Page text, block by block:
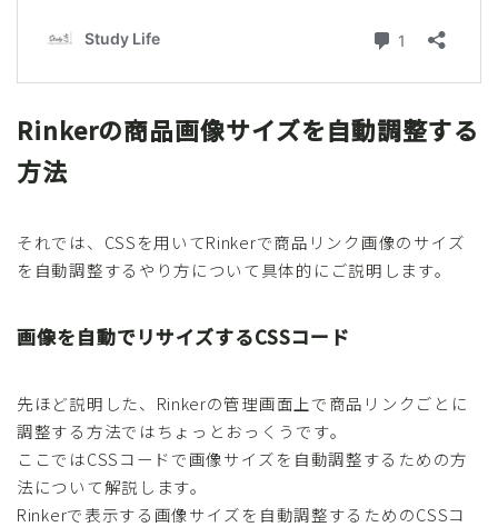
Rinkerの商品画像サイズを自動調整する
方法
それでは、CSSを用いてRinkerで商品リンク画像のサイズ
を自動調整するやり方について具体的にご説明します。
画像を自動でリサイズするCSSコード
先ほど説明した、Rinkerの管理画面上で商品リンクごとに
調整する方法ではちょっとおっくうです。
ここではCSSコードで画像サイズを自動調整するための方
法について解説します。
Rinkerで表示する画像サイズを自動調整するためのCSSコ